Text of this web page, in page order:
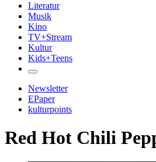
Literatur
Musik
Kino
TV+Stream
Kultur
Kids+Teens
Newsletter
EPaper
kulturpoints
Red Hot Chili